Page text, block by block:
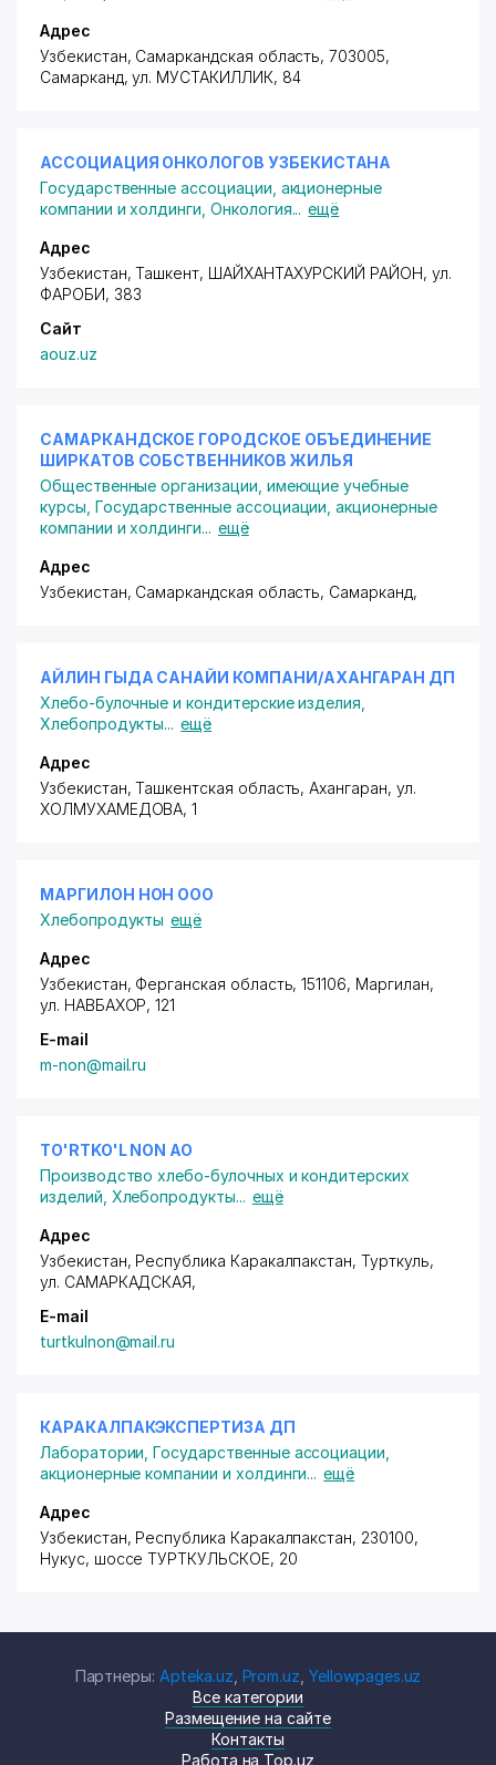
Адрес
Узбекистан, Самаркандская область, 703005,
Самарканд,ул. МУСТАКИЛЛИК, 84
АССОЦИАЦИЯ ОНКОЛОГОВ УЗБЕКИСТАНА
Государственные ассоциации, акционерные
компании и холдинги Онкология... ещё
Адрес
Узбекистан, Ташкент, ШАЙХАНТАХУРСКИЙ РАЙОН, ул.
ФАРОБИ, 383
Сайт
aouz.uz
САМАРКАНДСКОЕ ГОРОДСКОЕ ОБЪЕДИНЕНИЕ
ШИРКАТОВ СОБСТВЕННИКОВ ЖИЛЬЯ
Общественные организации, имеющие учебные
курсы Государственные ассоциации, акционерные
компании и холдинги... ещё
Адрес
Узбекистан, Самаркандская область, Самарканд,
АЙЛИН ГЫДА САНАЙИ КОМПАНИ/АХАНГАРАН ДП
Хлебо-булочные и кондитерские изделия
Хлебопродукты... ещё
Адрес
Узбекистан, Ташкентская область, Ахангаран, ул.
ХОЛМУХАМЕДОВА, 1
МАРГИЛОН НОН ООО
Хлебопродукты ещё
Адрес
Узбекистан, Ферганская область, 151106, Маргилан,
ул. НАВБАХОР, 121
E-mail
m-non@mail.ru
TO'RTKO'L NON АО
Производство хлебо-булочных и кондитерских
изделий Хлебопродукты... ещё
Адрес
Узбекистан, Республика Каракалпакстан, Турткуль,
ул. САМАРКАДСКАЯ,
E-mail
turtkulnon@mail.ru
КАРАКАЛПАКЭКСПЕРТИЗА ДП
Лаборатории ,Государственные ассоциации,
акционерные компании и холдинги... ещё
Адрес
Узбекистан, Республика Каракалпакстан, 230100,
Нукус, шоссе ТУРТКУЛЬСКОЕ, 20
Партнеры: Apteka.uz Prom.uz ,Yellowpages.uz
Все категории
Размещение на сайте
Контакты
Работа на Top.uz